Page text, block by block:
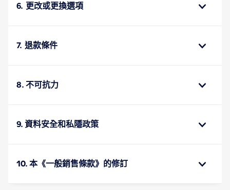
6. 更改或更換選項
7. 退款條件
8. 不可抗力
9. 資料安全和私隱政策
10. 本《一般銷售條款》的修訂